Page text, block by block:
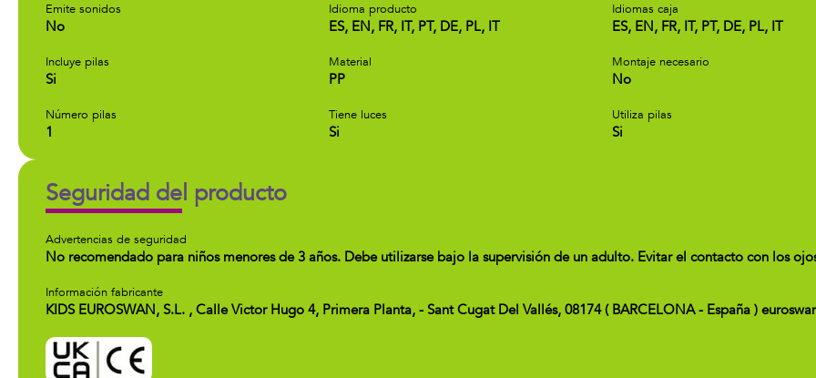
Emite sonidos
No
Idioma producto
ES, EN, FR, IT, PT, DE, PL, IT
Idiomas caja
ES, EN, FR, IT, PT, DE, PL, IT
Incluye pilas
Si
Material
PP
Montaje necesario
No
Número pilas
1
Tiene luces
Si
Utiliza pilas
Si
Seguridad del producto
Advertencias de seguridad
No recomendado para niños menores de 3 años. Debe utilizarse bajo la supervisión de un adulto. Evitar el contacto con los
Información fabricante
KIDS EUROSWAN, S.L. , Calle Victor Hugo 4, Primera Planta, - Sant Cugat Del Vallés, 08174 ( BARCELONA - España )